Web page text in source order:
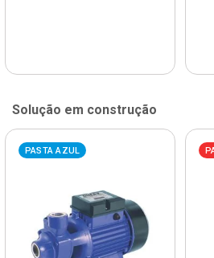
Solução em construção
PASTA AZUL